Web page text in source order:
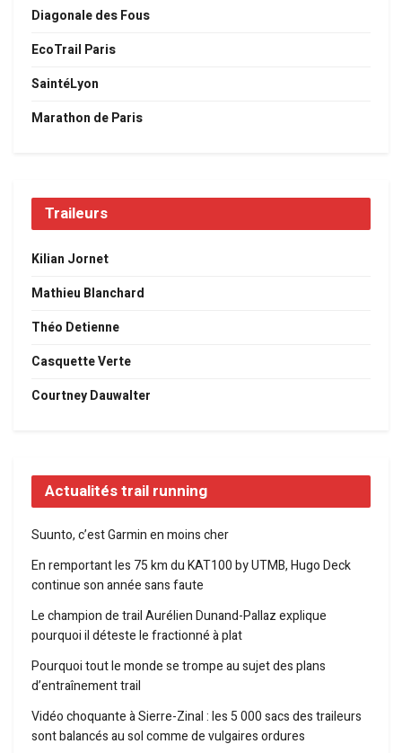
Diagonale des Fous
EcoTrail Paris
SaintéLyon
Marathon de Paris
Traileurs
Kilian Jornet
Mathieu Blanchard
Théo Detienne
Casquette Verte
Courtney Dauwalter
Actualités trail running
Suunto, c’est Garmin en moins cher
En remportant les 75 km du KAT100 by UTMB, Hugo Deck
continue son année sans faute
Le champion de trail Aurélien Dunand-Pallaz explique
pourquoi il déteste le fractionné à plat
Pourquoi tout le monde se trompe au sujet des plans
d’entraînement trail
Vidéo choquante à Sierre-Zinal : les 5 000 sacs des traileurs
sont balancés au sol comme de vulgaires ordures